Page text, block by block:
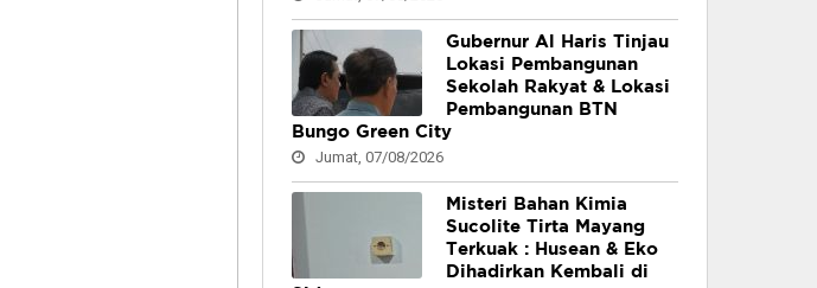
Gubernur Al Haris Tinjau
Lokasi Pembangunan
Sekolah Rakyat & Lokasi
Pembangunan BTN
Bungo Green City
Jumat, 07/08/2026
Misteri Bahan Kimia
Sucolite Tirta Mayang
Terkuak : Husean & Eko
Dihadirkan Kembali di